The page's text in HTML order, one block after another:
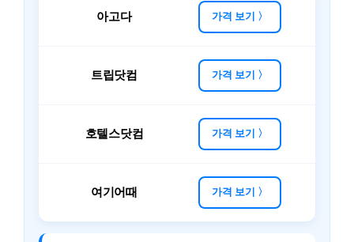
아고다 가격 보기 〉
트립닷컴 가격 보기 〉
호텔스닷컴 가격 보기 〉
여기어때 가격 보기 〉